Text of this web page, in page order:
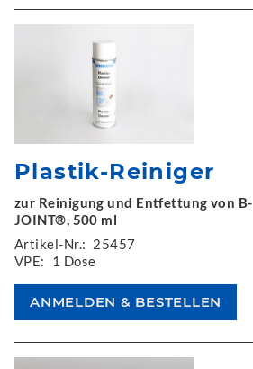
Plastik-Reiniger
zur Reinigung und Entfettung von B-
JOINT®, 500 ml
Artikel-Nr.: 25457
VPE:
1 Dose